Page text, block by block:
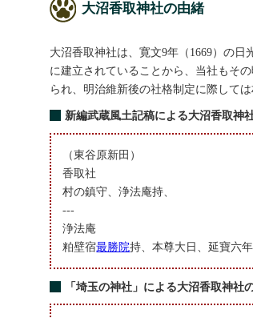
大沼香取神社の由緒
大沼香取神社は、寛文9年（1669）の日
に建立されていることから、当社もそ
られ、明治維新後の社格制定に際して
新編武蔵風土記稿による大沼香取神
（東谷原新田）
香取社
村の鎮守、浄法庵持、
---
浄法庵
粕壁宿最勝院持、本尊大日、延寶六
「埼玉の神社」による大沼香取神社